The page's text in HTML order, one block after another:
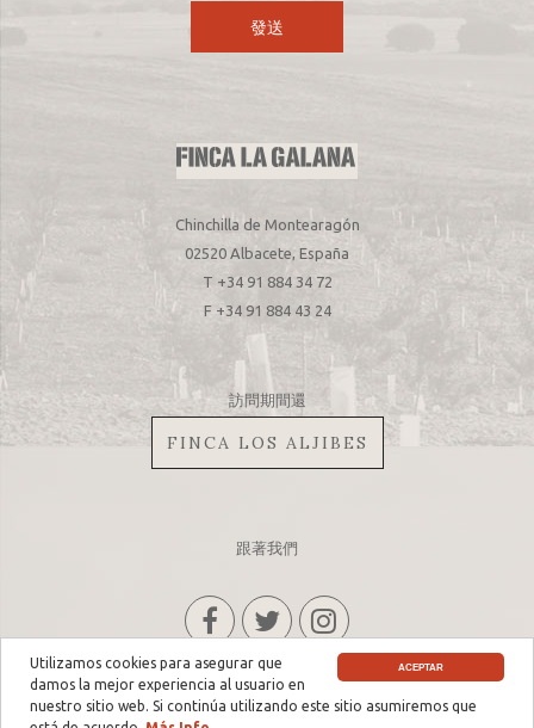
ACEPTAR
Utilizamos cookies para asegurar que
damos la mejor experiencia al usuario en
nuestro sitio web. Si continúa utilizando este sitio asumiremos que
Chinchilla de Montearagón
02520 Albacete, España
T +34 91 884 34 72
F +34 91 884 43 24
訪問期間還
FINCA LOS ALJIBES
跟著我們